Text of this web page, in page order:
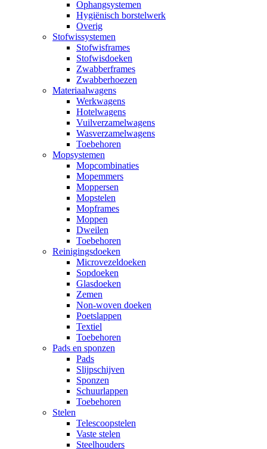
Ophangsystemen
Hygiënisch borstelwerk
Overig
Stofwissystemen
Stofwisframes
Stofwisdoeken
Zwabberframes
Zwabberhoezen
Materiaalwagens
Werkwagens
Hotelwagens
Vuilverzamelwagens
Wasverzamelwagens
Toebehoren
Mopsystemen
Mopcombinaties
Mopemmers
Moppersen
Mopstelen
Mopframes
Moppen
Dweilen
Toebehoren
Reinigingsdoeken
Microvezeldoeken
Sopdoeken
Glasdoeken
Zemen
Non-woven doeken
Poetslappen
Textiel
Toebehoren
Pads en sponzen
Pads
Slijpschijven
Sponzen
Schuurlappen
Toebehoren
Stelen
Telescoopstelen
Vaste stelen
Steelhouders